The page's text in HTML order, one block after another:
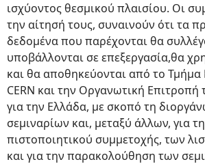
ισχύοντος θεσμικού πλαισίου. Οι
την αίτησή τους, συναινούν ότι τα
δεδομένα που παρέχονται θα
υποβάλλονται σε επεξεργασία,θα
και θα αποθηκεύονται από το Τμήμα
CERN και την Οργανωτική Επιτροπή
για την Ελλάδα, με σκοπό τη
σεμιναρίων και, μεταξύ άλλων, για
πιστοποιητικού συμμετοχής, των
και για την παρακολούθηση των